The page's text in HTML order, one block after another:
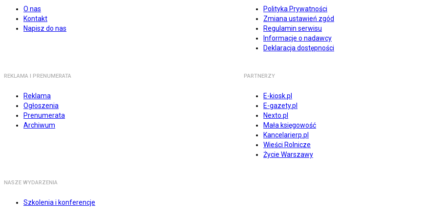
O nas
Kontakt
Napisz do nas
Polityka Prywatności
Zmiana ustawień zgód
Regulamin serwisu
Informacje o nadawcy
Deklaracja dostępności
REKLAMA I PRENUMERATA
Reklama
Ogłoszenia
Prenumerata
Archiwum
PARTNERZY
E-kiosk.pl
E-gazety.pl
Nexto.pl
Mała księgowość
Kancelarierp.pl
Wieści Rolnicze
Życie Warszawy
NASZE WYDARZENIA
Szkolenia i konferencje